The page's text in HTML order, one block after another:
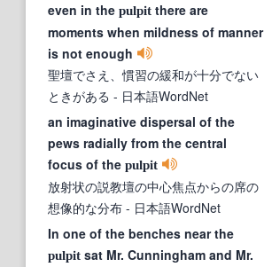
even in the pulpit there are
moments when mildness of manner
is not enough
聖壇でさえ、慣習の緩和が十分でない
ときがある - 日本語WordNet
an imaginative dispersal of the
pews radially from the central
focus of the pulpit
放射状の説教壇の中心焦点からの席の
想像的な分布 - 日本語WordNet
In one of the benches near the
pulpit sat Mr. Cunningham and Mr.